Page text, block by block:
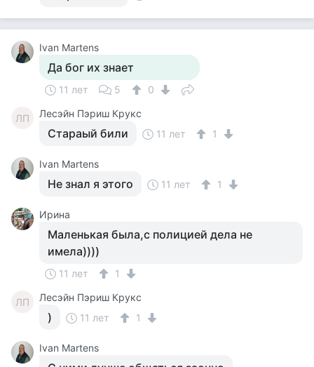
Ivan Martens
Да бог их знает
11 лет 5 0
ЛП Лесэйн Пэриш Крукс
Стараый били 11 лет 1
Ivan Martens
Не знал я этого 11 лет 1
Ирина
Маленькая была,с полицией дела не
имела))))
11 лет 1
ЛП Лесэйн Пэриш Крукс
) 11 лет 1
Ivan Martens